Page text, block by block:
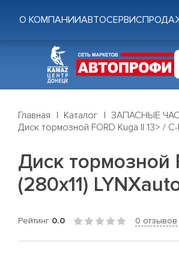
О КОМПАНИИАВТОСЕРВИС
Главная Каталог ЗАПАСНЫЕ
Диск тормозной FORD Kuga II 13> /
Диск тормозной
(280x11)
Рейтинг 0.0 0 отзывов